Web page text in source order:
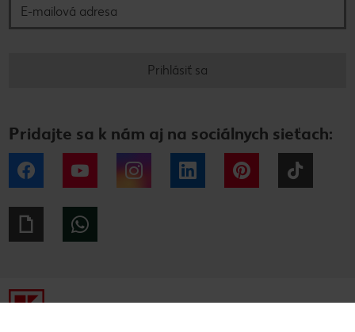
Prihlásiť sa
Pridajte sa k nám aj na sociálnych sieťach:
Facebook YouTube Instagram LinkedIn Pinterest
Giphy